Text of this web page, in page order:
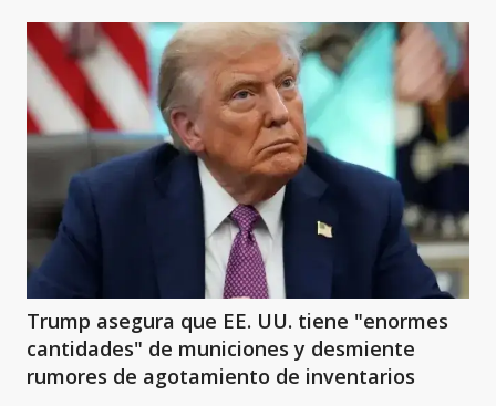
Trump asegura que EE. UU. tiene "enormes
cantidades" de municiones y desmiente
rumores de agotamiento de inventarios